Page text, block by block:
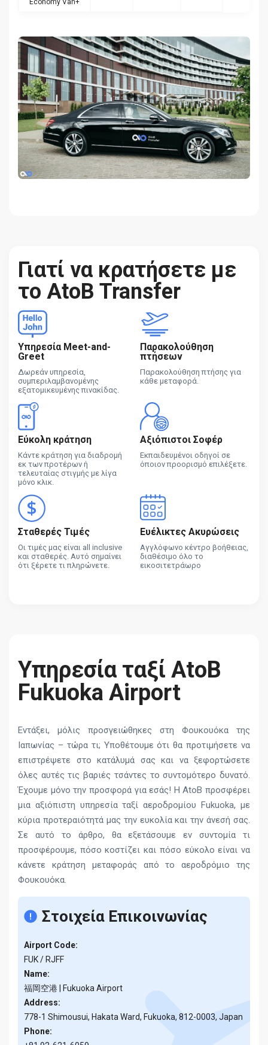
Economy Van+
Γιατί να κρατήσετε με
το AtoB Transfer
Υπηρεσία Meet-and-
Greet
Δωρεάν υπηρεσία,
συμπεριλαμβανομένης
εξατομικευμένης πινακίδας.
Παρακολούθηση
πτήσεων
Παρακολούθηση πτήσης για
κάθε μεταφορά.
Εύκολη κράτηση
Κάντε κράτηση για διαδρομή
εκ των προτέρων ή
τελευταίας στιγμής με λίγα
μόνο κλικ.
Αξιόπιστοι Σοφέρ
Εκπαιδευμένοι οδηγοί σε
όποιον προορισμό επιλέξετε.
Σταθερές Τιμές
Οι τιμές μας είναι all inclusive
και σταθερές. Αυτό σημαίνει
ότι ξέρετε τι πληρώνετε.
Ευέλικτες Ακυρώσεις
Αγγλόφωνο κέντρο βοήθειας,
διαθέσιμο όλο το
εικοσιτετράωρο
Υπηρεσία ταξί AtoB
Fukuoka Airport
Εντάξει, μόλις προσγειώθηκες στη Φουκουόκα της
Ιαπωνίας – τώρα τι; Υποθέτουμε ότι θα προτιμήσετε να
επιστρέψετε στο κατάλυμά σας και να ξεφορτώσετε
όλες αυτές τις βαριές τσάντες το συντομότερο δυνατό.
Έχουμε μόνο την προσφορά για εσάς! Η AtoB προσφέρει
μια αξιόπιστη υπηρεσία ταξί αεροδρομίου Fukuoka, με
κύρια προτεραιότητά μας την ευκολία και την άνεσή σας.
Σε αυτό το άρθρο, θα εξετάσουμε εν συντομία τι
προσφέρουμε, πόσο κοστίζει και πόσο εύκολο είναι να
κάνετε κράτηση μεταφοράς από το αεροδρόμιο της
Φουκουόκα.
Στοιχεία Επικοινωνίας
Airport Code:
FUK / RJFF
Name:
福岡空港 | Fukuoka Airport
Address:
778-1 Shimousui, Hakata Ward, Fukuoka, 812-0003, Japan
Phone: